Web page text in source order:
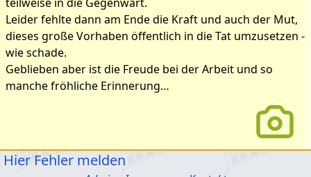
Leider fehlte dann am Ende die Kraft und auch der Mut,
dieses große Vorhaben öffentlich in die Tat umzusetzen -
wie schade.
Geblieben aber ist die Freude bei der Arbeit und so
manche fröhliche Erinnerung…
Hier Fehler melden